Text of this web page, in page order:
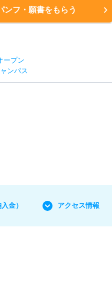
ンフ・願書をもらう
ープン
ンパス
金） アクセス情報